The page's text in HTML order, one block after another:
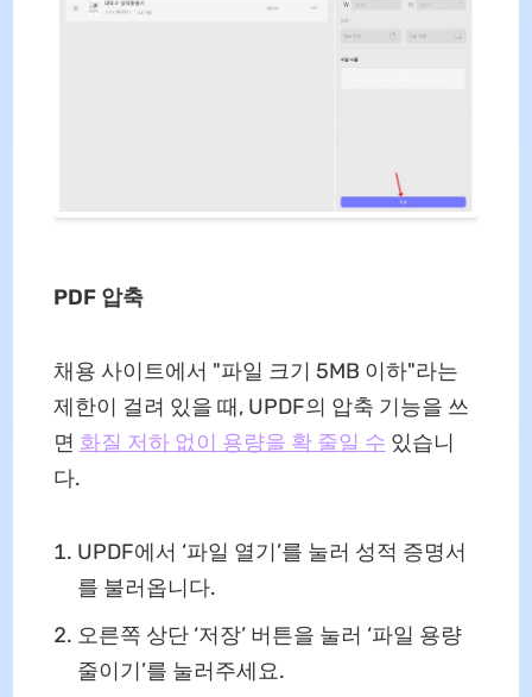
PDF 압축
채용 사이트에서 "파일 크기 5MB 이하"라는
제한이 걸려 있을 때, UPDF의 압축 기능을 쓰
면 화질 저하 없이 용량을 확 줄일 수 있습니
다.
UPDF에서 ‘파일 열기’를 눌러 성적 증명서
를 불러옵니다.
오른쪽 상단 ‘저장’ 버튼을 눌러 ‘파일 용량
줄이기’를 눌러주세요.